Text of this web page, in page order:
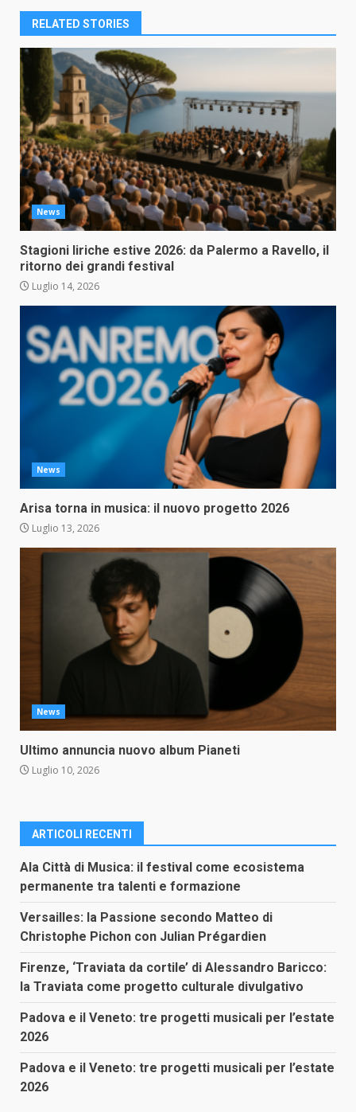
RELATED STORIES
News
Stagioni liriche estive 2026: da Palermo a Ravello, il
ritorno dei grandi festival
Luglio 14, 2026
News
Arisa torna in musica: il nuovo progetto 2026
Luglio 13, 2026
News
Ultimo annuncia nuovo album Pianeti
Luglio 10, 2026
ARTICOLI RECENTI
Ala Città di Musica: il festival come ecosistema
permanente tra talenti e formazione
Versailles: la Passione secondo Matteo di
Christophe Pichon con Julian Prégardien
Firenze, ‘Traviata da cortile’ di Alessandro Baricco:
la Traviata come progetto culturale divulgativo
Padova e il Veneto: tre progetti musicali per l’estate
2026
Padova e il Veneto: tre progetti musicali per l’estate
2026